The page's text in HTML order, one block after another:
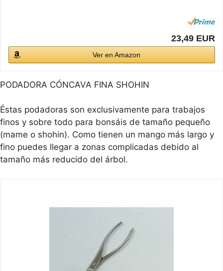
23,49 EUR
Ver en Amazon
PODADORA CÓNCAVA FINA SHOHIN
Éstas podadoras son exclusivamente para trabajos
finos y sobre todo para bonsáis de tamaño pequeño
(mame o shohin). Como tienen un mango más largo y
fino puedes llegar a zonas complicadas debido al
tamaño más reducido del árbol.